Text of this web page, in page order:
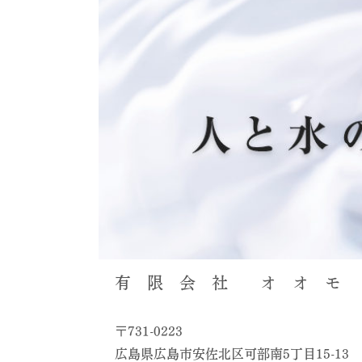
有 限 会 社 オ オ モ
〒731-0223
広島県広島市安佐北区可部南5丁目15-13